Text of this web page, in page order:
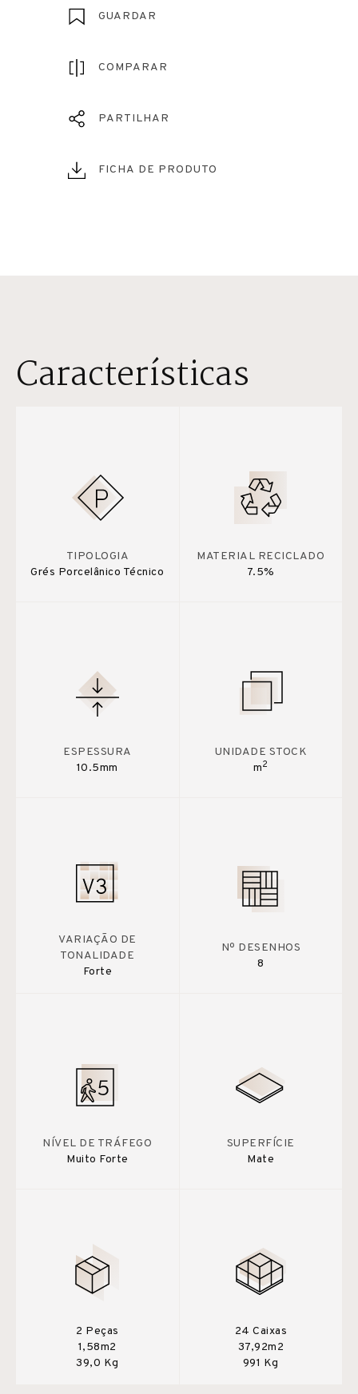
GUARDAR
COMPARAR
PARTILHAR
FICHA DE PRODUTO
Características
TIPOLOGIA
Grés Porcelânico Técnico
MATERIAL RECICLADO
7.5%
ESPESSURA
10.5mm
UNIDADE STOCK
m2
VARIAÇÃO DE
TONALIDADE
Forte
Nº DESENHOS
8
NÍVEL DE TRÁFEGO
Muito Forte
SUPERFÍCIE
Mate
2 Peças
1,58m2
39,0 Kg
24 Caixas
37,92m2
991 Kg